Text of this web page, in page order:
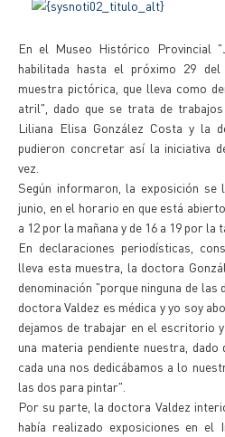
En el Museo Histórico Provincial
habilitada hasta el próximo 29
muestra pictórica, que lleva como
atril", dado que se trata de
Liliana Elisa González Costa y la
pudieron concretar así la iniciativa
vez.
Según informaron, la exposición
junio, en el horario en que está
a 12 por la mañana y de 16 a 19 por la
En declaraciones periodísticas,
lleva esta muestra, la doctora
denominación "porque ninguna de
doctora Valdez es médica y yo soy
dejamos de trabajar en el escritorio
una materia pendiente nuestra,
cada una nos dedicábamos a lo
las dos para pintar".
Por su parte, la doctora Valdez
había realizado exposiciones en